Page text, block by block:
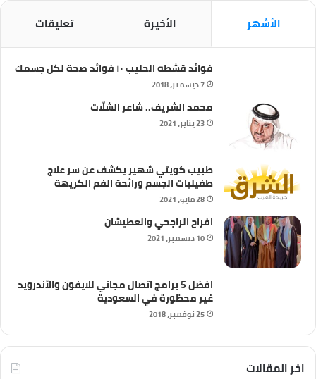
الأشهر الأخيرة تعليقات
فوائد قشطه الحليب ١٠ فوائد صحة لكل جسمك
7 ديسمبر، 2018
محمد الشريف.. شاعر الشلّات
23 يناير، 2021
طبيب كويتي شهير يكشف عن سر علاج
طفيليات الجسم ورائحة الفم الكريهة
28 مايو، 2021
افراح الراجحي والعطيشان
10 ديسمبر، 2021
افضل 5 برامج اتصال مجاني للايفون والأندرويد
غير محظورة في السعودية
25 نوفمبر، 2018
اخر المقالات